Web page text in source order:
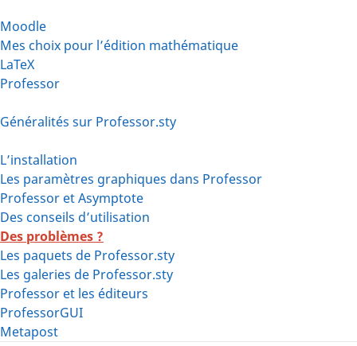
Moodle
Mes choix pour l’édition mathématique
LaTeX
Professor
Généralités sur Professor.sty
L’installation
Les paramètres graphiques dans Professor
Professor et Asymptote
Des conseils d’utilisation
Des problèmes ?
Les paquets de Professor.sty
Les galeries de Professor.sty
Professor et les éditeurs
ProfessorGUI
Metapost